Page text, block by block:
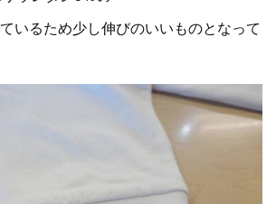
いるため少し伸びのいいものとなって